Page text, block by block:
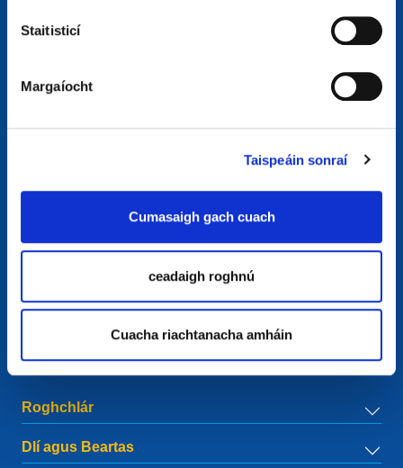
Staitisticí
Margaíocht
Taispeáin sonraí
Cumasaigh gach cuach
ceadaigh roghnú
Cuacha riachtanacha amháin
European Registry for Internet Domains vzw (EURid)
1831 Diegem, Belgium
RPR Brussel – VAT BE 0864.240.405
Fiosruithe Ginearálta
Tacaíocht ghinearálta: info@eurid.eu
Fiosruithe ón bPreas: press@eurid.eu
Roghchlár
Dlí agus Beartas